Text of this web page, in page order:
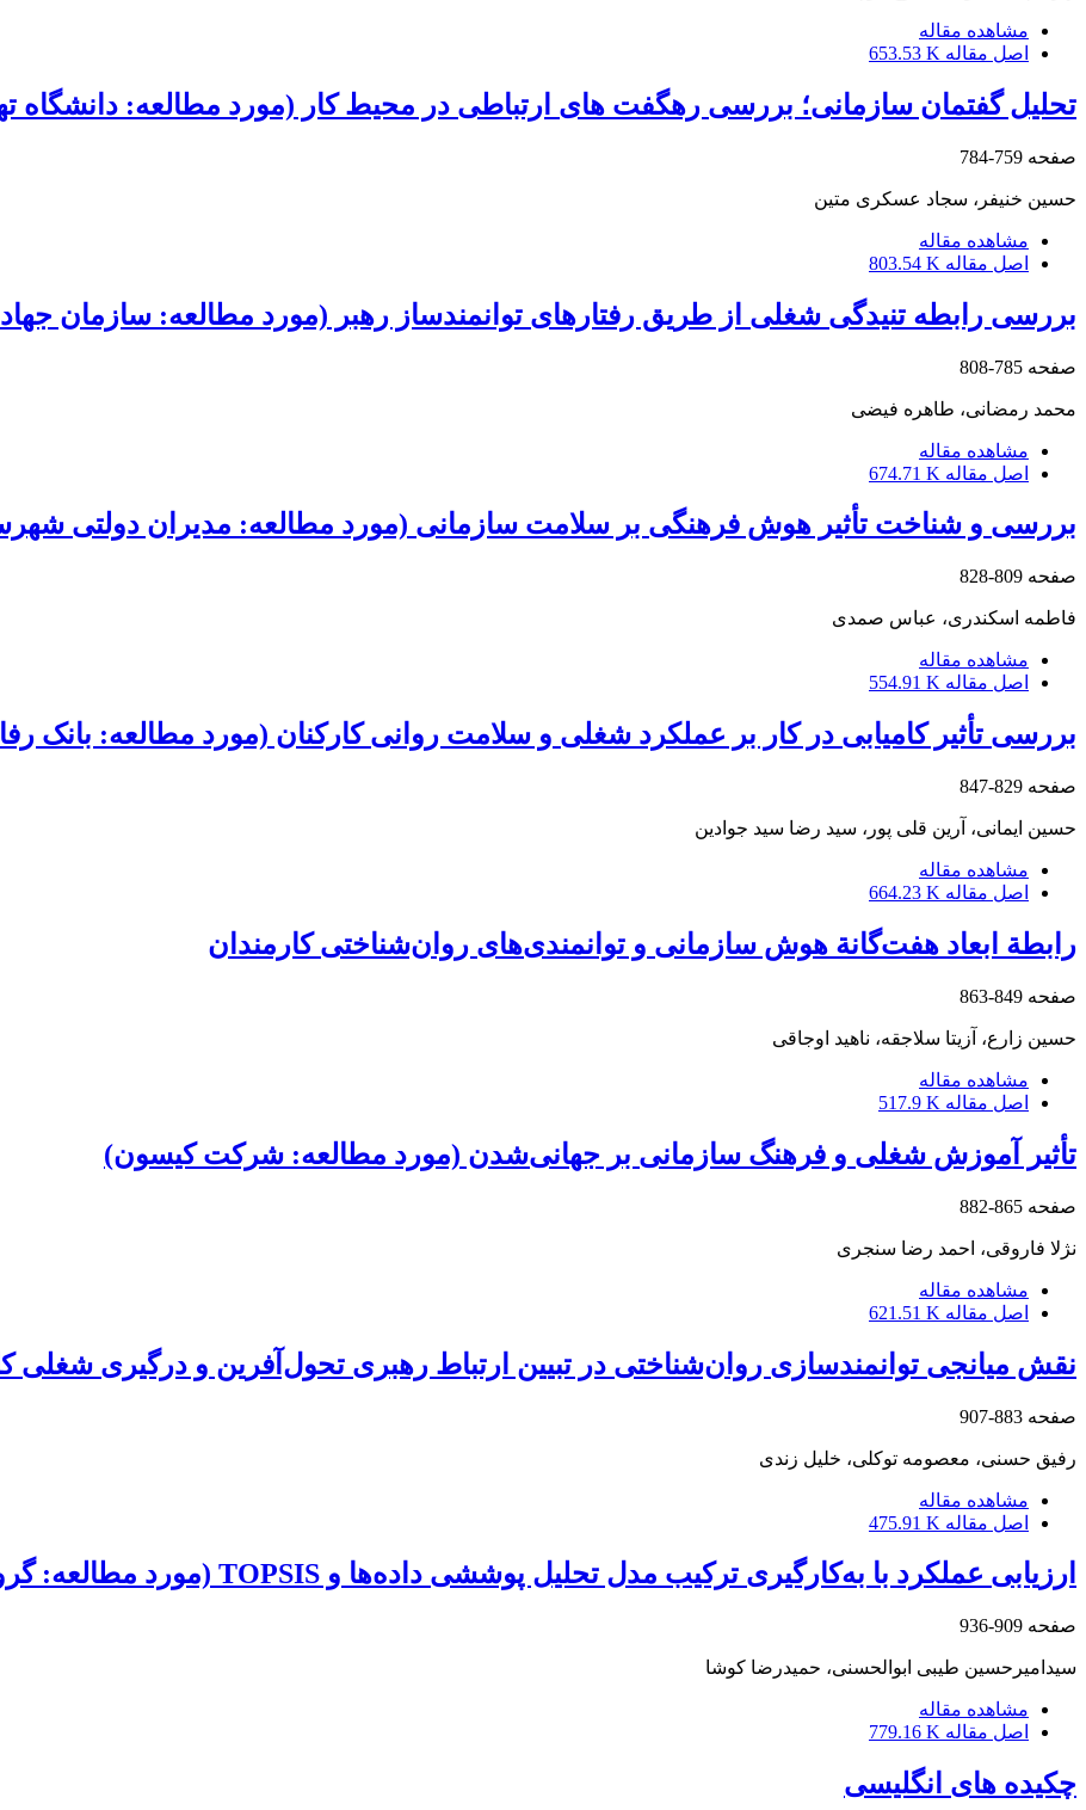
مشاهده مقاله
اصل مقاله 653.53 K
تحلیل گفتمان سازمانی؛ بررسی رهگفت های ارتباطی در محیط کار (مورد مطالعه: دانشگاه
صفحه 759-784
حسین خنیفر، سجاد عسکری متین
مشاهده مقاله
اصل مقاله 803.54 K
بررسی رابطه تنیدگی شغلی از طریق رفتارهای توانمندساز رهبر (مورد مطالعه: سازمان
صفحه 785-808
محمد رمضانی، طاهره فیضی
مشاهده مقاله
اصل مقاله 674.71 K
بررسی و شناخت تأثیر هوش فرهنگی بر سلامت سازمانی (مورد مطالعه: مدیران دولتی
صفحه 809-828
فاطمه اسکندری، عباس صمدی
مشاهده مقاله
اصل مقاله 554.91 K
بررسی تأثیر کامیابی در کار بر عملکرد شغلی و سلامت روانی کارکنان (مورد مطالعه: بانک
صفحه 829-847
حسین ایمانی، آرین قلی پور، سید رضا سید جوادین
مشاهده مقاله
اصل مقاله 664.23 K
رابطة ابعاد هفت‌گانة هوش سازمانی و توانمندی‌های روان‌شناختی کارمندان
صفحه 849-863
حسین زارع، آزیتا سلاجقه، ناهید اوجاقی
مشاهده مقاله
اصل مقاله 517.9 K
تأثیر آموزش شغلی و فرهنگ سازمانی بر جهانی‌شدن (مورد مطالعه: شرکت کیسون)
صفحه 865-882
نژلا فاروقی، احمد رضا سنجری
مشاهده مقاله
اصل مقاله 621.51 K
نقش میانجی توانمندسازی روان‌شناختی در تبیین ارتباط رهبری تحول‌آفرین و درگیری شغلی
صفحه 883-907
رفیق حسنی، معصومه توکلی، خلیل زندی
مشاهده مقاله
اصل مقاله 475.91 K
ارزیابی عملکرد با به‌کارگیری ترکیب مدل تحلیل پوششی داده‌ها و TOPSIS (مورد مطالعه: گروه مشاوران جوان شهرداری مشهد)
صفحه 909-936
سیدامیرحسین طیبی ابوالحسنی، حمیدرضا کوشا
مشاهده مقاله
اصل مقاله 779.16 K
چکیده های انگلیسی